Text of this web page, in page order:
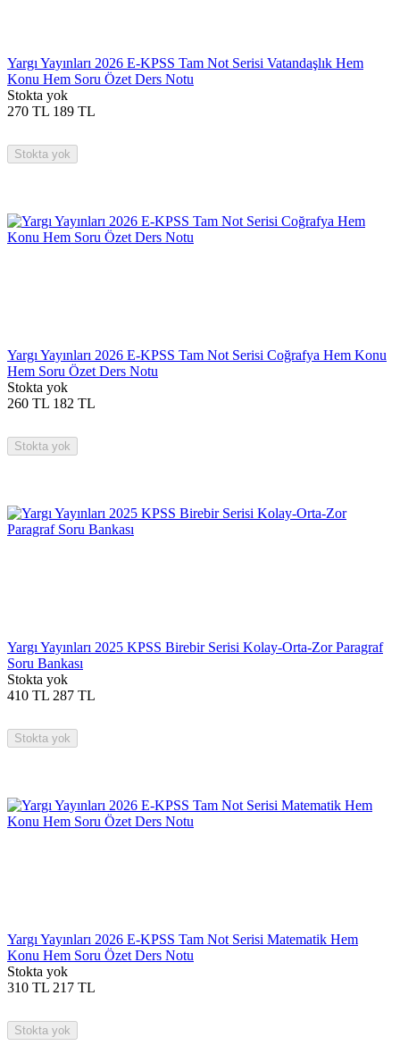
Yargı Yayınları 2026 E-KPSS Tam Not Serisi Vatandaşlık Hem
Konu Hem Soru Özet Ders Notu
Stokta yok
270 TL 189 TL
Stokta yok
Yargı Yayınları 2026 E-KPSS Tam Not Serisi Coğrafya Hem Konu
Hem Soru Özet Ders Notu
Stokta yok
260 TL 182 TL
Stokta yok
Yargı Yayınları 2025 KPSS Birebir Serisi Kolay-Orta-Zor Paragraf
Soru Bankası
Stokta yok
410 TL 287 TL
Stokta yok
Yargı Yayınları 2026 E-KPSS Tam Not Serisi Matematik Hem
Konu Hem Soru Özet Ders Notu
Stokta yok
310 TL 217 TL
Stokta yok